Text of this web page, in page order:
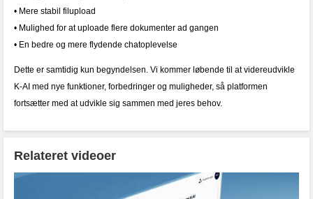
• Mere stabil filupload
• Mulighed for at uploade flere dokumenter ad gangen
• En bedre og mere flydende chatoplevelse
Dette er samtidig kun begyndelsen. Vi kommer løbende til at videreudvikle
K-AI med nye funktioner, forbedringer og muligheder, så platformen
fortsætter med at udvikle sig sammen med jeres behov.
Relateret videoer